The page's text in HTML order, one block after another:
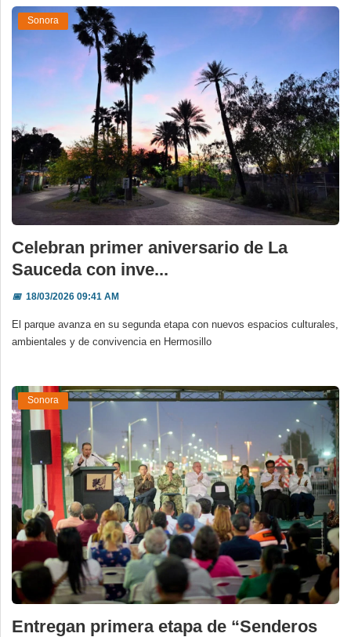
Sonora
Celebran primer aniversario de La
Sauceda con inve...
📅18/03/2026 09:41 AM
El parque avanza en su segunda etapa con nuevos espacios culturales,
ambientales y de convivencia en Hermosillo
Sonora
Entregan primera etapa de “Senderos